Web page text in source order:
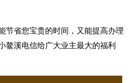
节省您宝贵的时间，又能提高办理
鳌溪电信给广大业主最大的福利